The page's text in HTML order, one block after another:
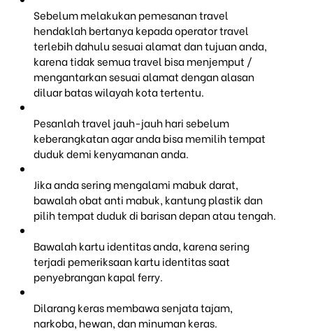
Sebelum melakukan pemesanan travel
hendaklah bertanya kepada operator travel
terlebih dahulu sesuai alamat dan tujuan anda,
karena tidak semua travel bisa menjemput /
mengantarkan sesuai alamat dengan alasan
diluar batas wilayah kota tertentu.
Pesanlah travel jauh-jauh hari sebelum
keberangkatan agar anda bisa memilih tempat
duduk demi kenyamanan anda.
Jika anda sering mengalami mabuk darat,
bawalah obat anti mabuk, kantung plastik dan
pilih tempat duduk di barisan depan atau tengah.
Bawalah kartu identitas anda, karena sering
terjadi pemeriksaan kartu identitas saat
penyebrangan kapal ferry.
Dilarang keras membawa senjata tajam,
narkoba, hewan, dan minuman keras.